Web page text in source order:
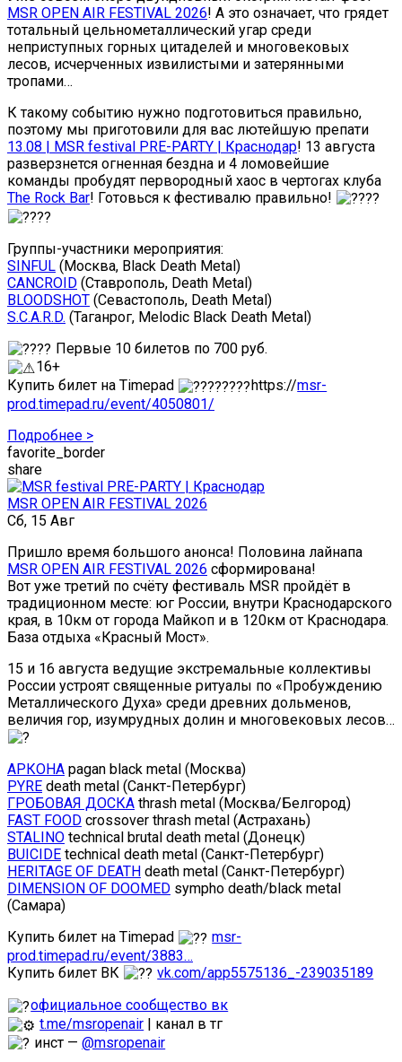
MSR OPEN AIR FESTIVAL 2026! А это означает, что грядет
тотальный цельнометаллический угар среди
неприступных горных цитаделей и многовековых
лесов, исчерченных извилистыми и затерянными
тропами…
К такому событию нужно подготовиться правильно,
поэтому мы приготовили для вас лютейшую препати
13.08 | MSR festival PRE-PARTY | Краснодар! 13 августа
разверзнется огненная бездна и 4 ломовейшие
команды пробудят первородный хаос в чертогах клуба
The Rock Bar! Готовься к фестивалю правильно!
Группы-участники мероприятия:
SINFUL (Москва, Black Death Metal)
CANCROID (Ставрополь, Death Metal)
BLOODSHOT (Севастополь, Death Metal)
S.C.A.R.D. (Таганрог, Melodic Black Death Metal)
Первые 10 билетов по 700 руб.
16+
Купить билет на Timepad
https://msr-
prod.timepad.ru/event/4050801/
Подробнее >
favorite_border
share
MSR OPEN AIR FESTIVAL 2026
Сб, 15 Авг
Пришло время большого анонса! Половина лайнапа
MSR OPEN AIR FESTIVAL 2026 сформирована!
Вот уже третий по счёту фестиваль MSR пройдёт в
традиционном месте: юг России, внутри Краснодарского
края, в 10км от города Майкоп и в 120км от Краснодара.
База отдыха «Красный Мост».
15 и 16 августа ведущие экстремальные коллективы
России устроят священные ритуалы по «Пробуждению
Металлического Духа» среди древних дольменов,
величия гор, изумрудных долин и многовековых лесов…
АРКОНА pagan black metal (Москва)
PYRE death metal (Санкт-Петербург)
ГРОБОВАЯ ДОСКА thrash metal (Москва/Белгород)
FAST FOOD crossover thrash metal (Астрахань)
STALINO technical brutal death metal (Донецк)
BUICIDE technical death metal (Санкт-Петербург)
HERITAGE OF DEATH death metal (Санкт-Петербург)
DIMENSION OF DOOMED sympho death/black metal
(Самара)
Купить билет на Timepad
msr-
prod.timepad.ru/event/3883…
Купить билет ВК
vk.com/app5575136_-239035189
официальное сообщество вк
t.me/msropenair | канал в тг
инст —@msropenair